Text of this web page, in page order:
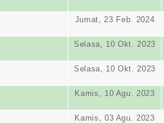
Jumat, 23 Feb. 2024
Selasa, 10 Okt. 2023
Selasa, 10 Okt. 2023
Kamis, 10 Agu. 2023
Kamis, 03 Agu. 2023